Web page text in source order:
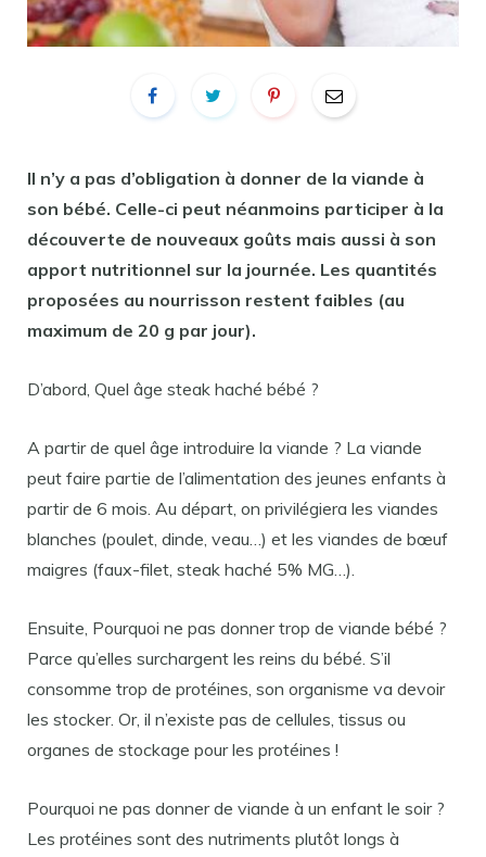
Il n’y a pas d’obligation à donner de la viande à
son bébé. Celle-ci peut néanmoins participer à la
découverte de nouveaux goûts mais aussi à son
apport nutritionnel sur la journée. Les quantités
proposées au nourrisson restent faibles (au
maximum de 20 g par jour).
D’abord, Quel âge steak haché bébé ?
A partir de quel âge introduire la viande ? La viande
peut faire partie de l’alimentation des jeunes enfants à
partir de 6 mois. Au départ, on privilégiera les viandes
blanches (poulet, dinde, veau…) et les viandes de bœuf
maigres (faux-filet, steak haché 5% MG…).
Ensuite, Pourquoi ne pas donner trop de viande bébé ?
Parce qu’elles surchargent les reins du bébé. S’il
consomme trop de protéines, son organisme va devoir
les stocker. Or, il n’existe pas de cellules, tissus ou
organes de stockage pour les protéines !
Pourquoi ne pas donner de viande à un enfant le soir ?
Les protéines sont des nutriments plutôt longs à